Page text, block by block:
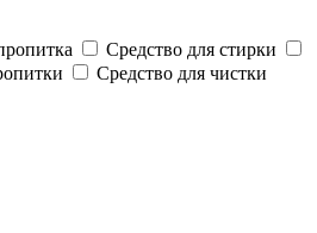
Средство для стирки
Средство для чистки